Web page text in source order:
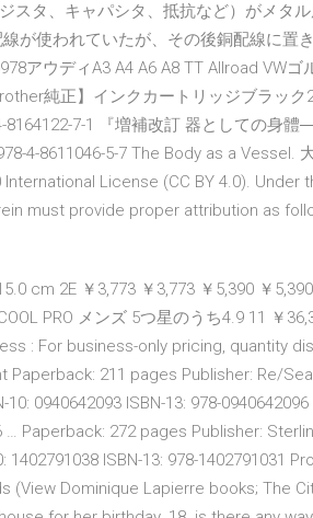
スタ、キャパシタ、抵抗など）がメタ
が使われていたが、その後銅配線に置き
アウディA3 A4 A6 A8 TT Allroad VW
純正】インクカートリッジブラック
8164122-7-1 『増補改訂 器としての身
4-8611046-5-7 The Body as a Vessel.
International License (CC BY 4.0). Under
must provide proper attribution as
cm 2E ￥3,773 ￥3,773 ￥5,390 ￥
PRO メンズ 5つ星のうち4.9 11 ￥
: For business-only pricing, quantity
211 pages Publisher: Re/
0940642093 ISBN-13: 978-
Paperback: 272 pages Publisher:
1402791038 ISBN-13: 978-1402791031
(View Dominique Lapierre books; The